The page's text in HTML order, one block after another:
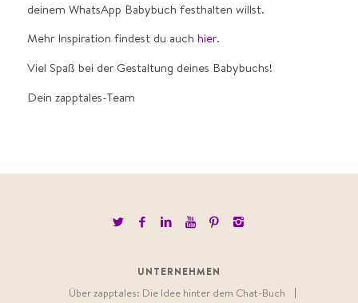
deinem WhatsApp Babybuch festhalten willst.
Mehr Inspiration findest du auch hier.
Viel Spaß bei der Gestaltung deines Babybuchs!
Dein zapptales-Team
UNTERNEHMEN
Über zapptales: Die Idee hinter dem Chat-Buch